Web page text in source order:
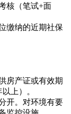
核（笔试+面
缴纳的近期社保
房产证或有效期
上）。
开。对环境有要